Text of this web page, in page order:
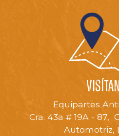
Equipartes
Cra. 43a # 19A - 87,
Automotriz,